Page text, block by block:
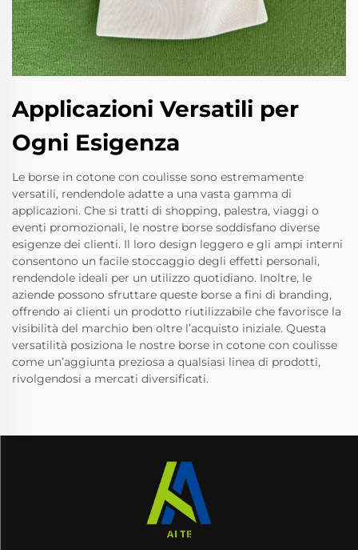
Applicazioni Versatili per
Ogni Esigenza
Le borse in cotone con coulisse sono estremamente
versatili, rendendole adatte a una vasta gamma di
applicazioni. Che si tratti di shopping, palestra, viaggi o
eventi promozionali, le nostre borse soddisfano diverse
esigenze dei clienti. Il loro design leggero e gli ampi interni
consentono un facile stoccaggio degli effetti personali,
rendendole ideali per un utilizzo quotidiano. Inoltre, le
aziende possono sfruttare queste borse a fini di branding,
offrendo ai clienti un prodotto riutilizzabile che favorisce la
visibilità del marchio ben oltre l’acquisto iniziale. Questa
versatilità posiziona le nostre borse in cotone con coulisse
come un’aggiunta preziosa a qualsiasi linea di prodotti,
rivolgendosi a mercati diversificati.